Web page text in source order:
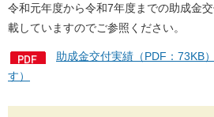
令和元年度から令和7年度までの助成金
載していますのでご参照ください。
助成金交付実績（PDF：73KB
す）